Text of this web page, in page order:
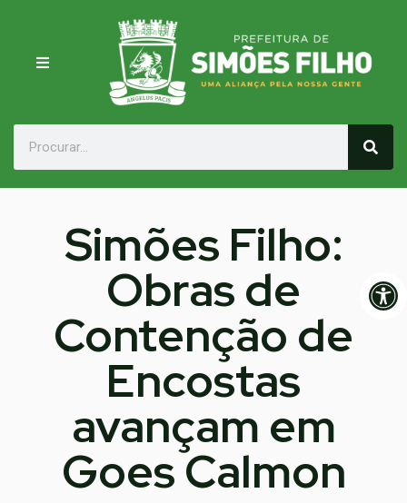
Simões Filho:
Obras de
Contenção de
Encostas
avançam em
Goes Calmon